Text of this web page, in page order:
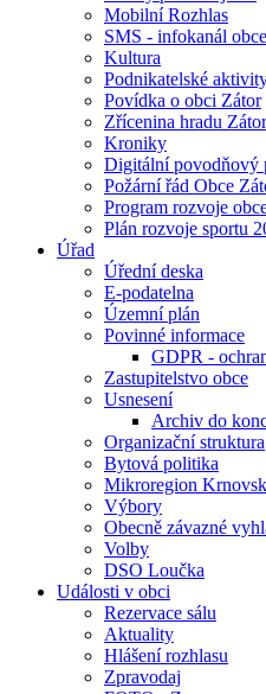
Mobilní Rozhlas
SMS - infokanál obce
Kultura
Podnikatelské
Povídka o obci Zátor
Zřícenina hradu Zátor
Kroniky
Digitální povodňový
Požární řád Obce
Program rozvoje
Plán rozvoje sportu
Úřad
Úřední deska
E-podatelna
Územní plán
Povinné informace
GDPR -
Zastupitelstvo obce
Usnesení
Archiv do
Organizační struktura
Bytová politika
Mikroregion
Výbory
Obecně závazné
Volby
DSO Loučka
Události v obci
Rezervace sálu
Aktuality
Hlášení rozhlasu
Zpravodaj